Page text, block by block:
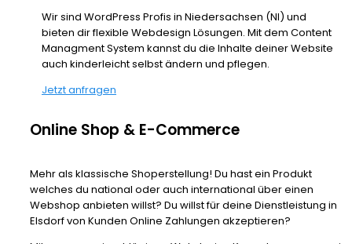
Wir sind WordPress Profis in Niedersachsen (NI) und
bieten dir flexible Webdesign Lösungen. Mit dem Content
Managment System kannst du die Inhalte deiner Website
auch kinderleicht selbst ändern und pflegen.
Jetzt anfragen
Online Shop & E-Commerce
Mehr als klassische Shoperstellung! Du hast ein Produkt
welches du national oder auch international über einen
Webshop anbieten willst? Du willst für deine Dienstleistung in
Elsdorf von Kunden Online Zahlungen akzeptieren?